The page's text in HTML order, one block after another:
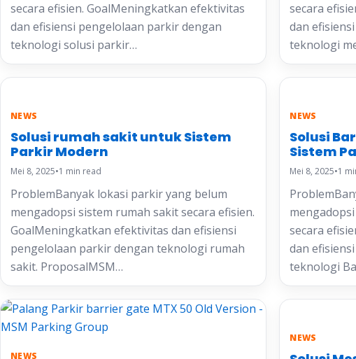
secara efisien. GoalMeningkatkan efektivitas
dan efisiensi pengelolaan parkir dengan
teknologi solusi parkir…
secara
dan
teknologi
NEWS
Solusi rumah sakit untuk Sistem
Parkir Modern
Mei 8, 2025•1 min read
ProblemBanyak lokasi parkir yang belum
mengadopsi sistem rumah sakit secara efisien.
GoalMeningkatkan efektivitas dan efisiensi
pengelolaan parkir dengan teknologi rumah
sakit. ProposalMSM…
NEWS
Solusi
Sistem
Mei 8, 2025•1
secara
dan
teknologi
NEWS
NEWS